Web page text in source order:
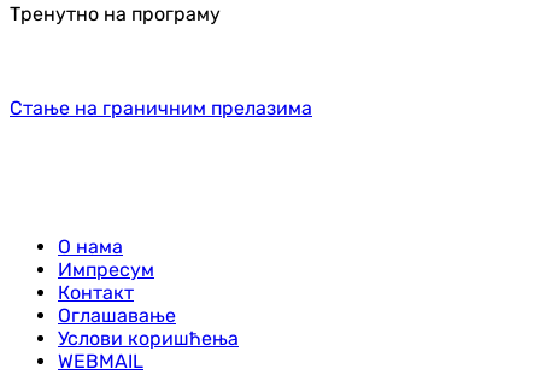
Тренутно на програму
Стање на граничним прелазима
О нама
Импресум
Контакт
Оглашавање
Услови коришћења
WEBMAIL